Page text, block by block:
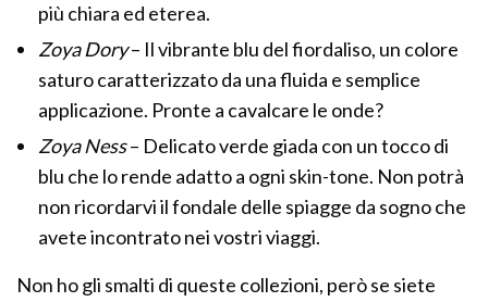
più chiara ed eterea.
Zoya Dory– Il vibrante blu del fiordaliso, un colore
saturo caratterizzato da una fluida e semplice
applicazione. Pronte a cavalcare le onde?
Zoya Ness– Delicato verde giada con un tocco di
blu che lo rende adatto a ogni skin-tone. Non potrà
non ricordarvi il fondale delle spiagge da sogno che
avete incontrato nei vostri viaggi.
Non ho gli smalti di queste collezioni, però se siete